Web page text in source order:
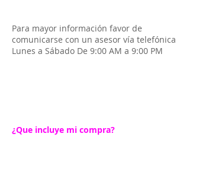
Para mayor información favor de
comunicarse con un asesor vía telefónica
Lunes a Sábado De 9:00 AM a 9:00 PM
¿Que incluye mi compra?